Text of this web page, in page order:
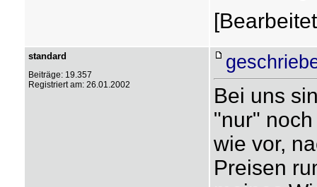
standard
Beiträge: 19.357
Registriert am: 26.01.2002
Bei uns
"nur"
wie vor,
Preisen